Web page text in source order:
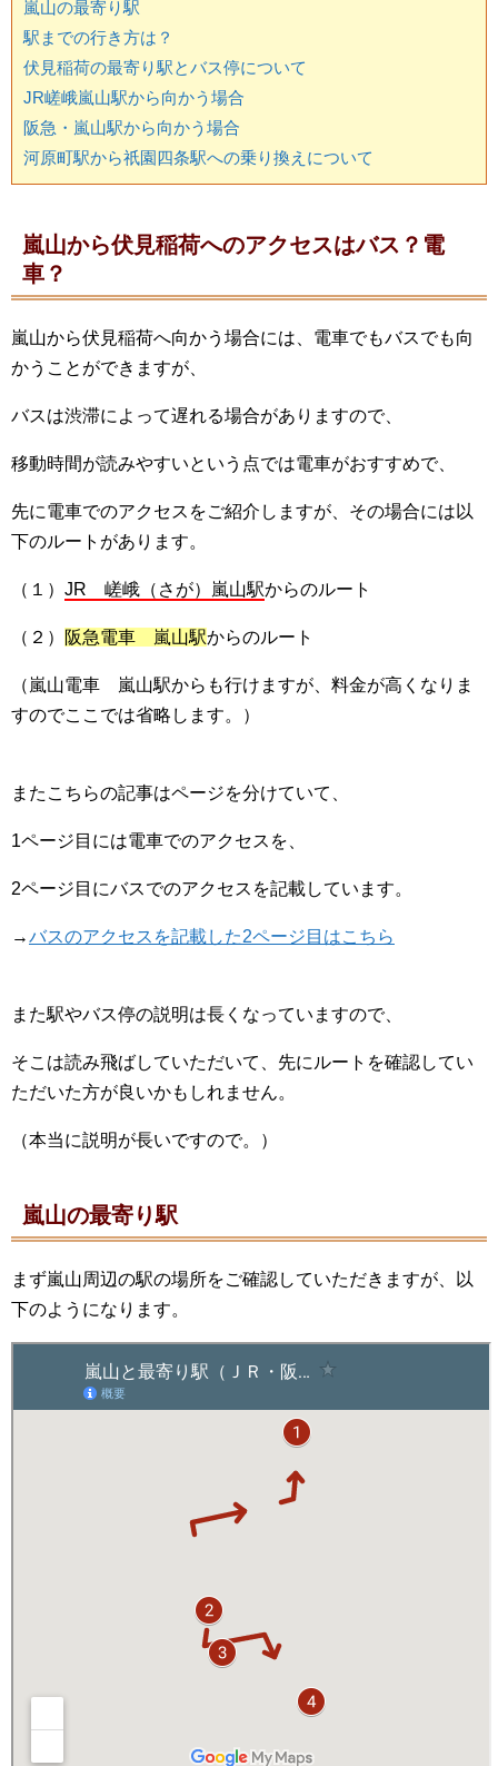
嵐山の最寄り駅
駅までの行き方は？
伏見稲荷の最寄り駅とバス停について
JR嵯峨嵐山駅から向かう場合
阪急・嵐山駅から向かう場合
河原町駅から祇園四条駅への乗り換えについて
嵐山から伏見稲荷へのアクセスはバス？電
車？
嵐山から伏見稲荷へ向かう場合には、電車でもバスでも向
かうことができますが、
バスは渋滞によって遅れる場合がありますので、
移動時間が読みやすいという点では電車がおすすめで、
先に電車でのアクセスをご紹介しますが、その場合には以
下のルートがあります。
（１） JR 嵯峨（さが）嵐山駅からのルート
（２） 阪急電車 嵐山駅からのルート
（嵐山電車 嵐山駅からも行けますが、料金が高くなりま
すのでここでは省略します。）
またこちらの記事はページを分けていて、
1ページ目には電車でのアクセスを、
2ページ目にバスでのアクセスを記載しています。
→バスのアクセスを記載した2ページ目はこちら
また駅やバス停の説明は長くなっていますので、
そこは読み飛ばしていただいて、先にルートを確認してい
ただいた方が良いかもしれません。
（本当に説明が長いですので。）
嵐山の最寄り駅
まず嵐山周辺の駅の場所をご確認していただきますが、以
下のようになります。